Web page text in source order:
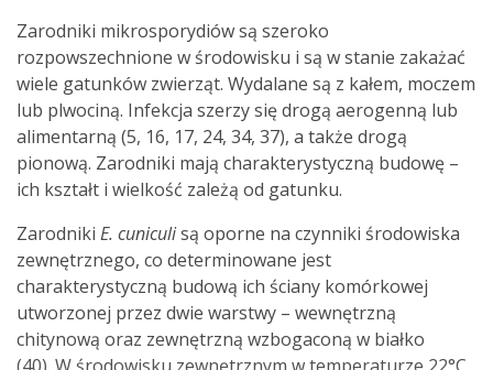
Zarodniki mikrosporydiów są szeroko
rozpowszechnione w środowisku i są w stanie zakażać
wiele gatunków zwierząt. Wydalane są z kałem, moczem
lub plwociną. Infekcja szerzy się drogą aerogenną lub
alimentarną (5, 16, 17, 24, 34, 37), a także drogą
pionową. Zarodniki mają charakterystyczną budowę –
ich kształt i wielkość zależą od gatunku.
Zarodniki E. cuniculisą oporne na czynniki środowiska
zewnętrznego, co determinowane jest
charakterystyczną budową ich ściany komórkowej
utworzonej przez dwie warstwy – wewnętrzną
chitynową oraz zewnętrzną wzbogaconą w białko
(40). W środowisku zewnętrznym w temperaturze 22°C